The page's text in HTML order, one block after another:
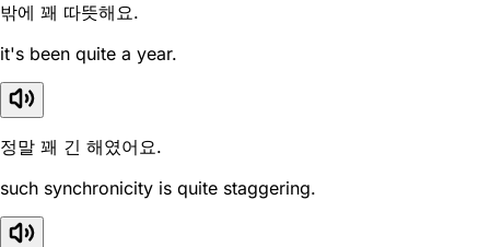
밖에 꽤 따뜻해요.
it's been quite a year.
정말 꽤 긴 해였어요.
such synchronicity is quite staggering.